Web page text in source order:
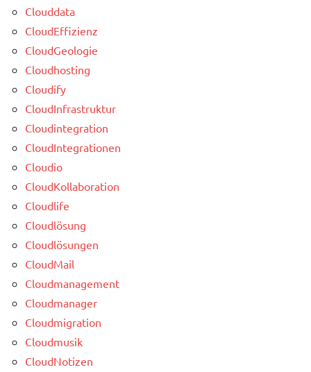
Clouddata
CloudEffizienz
CloudGeologie
Cloudhosting
Cloudify
CloudInfrastruktur
Cloudintegration
CloudIntegrationen
Cloudio
CloudKollaboration
Cloudlife
Cloudlösung
Cloudlösungen
CloudMail
Cloudmanagement
Cloudmanager
Cloudmigration
Cloudmusik
CloudNotizen